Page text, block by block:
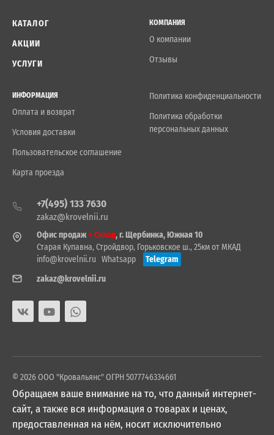
КАТАЛОГ
АКЦИИ
УСЛУГИ
КОМПАНИЯ
О компании
Отзывы
ИНФОРМАЦИЯ
Оплата и возврат
Условия доставки
Пользовательское соглашение
Карта проезда
Политика конфиденциальности
Политика обработки
персональных данных
+7(495) 133 7630
zakaz@krovelnii.ru
Офис продаж+ Склад, г. Щербинка, Южная 10
Старая Купавна, Стройдвор, Горьковское ш., 25км от МКАД
info@krovelnii.ru Whatsapp
Telegram
zakaz@krovelnii.ru
© 2026 ООО "Кровальянс" ОГРН 5077746334661
Обращаем ваше внимание на то, что данный интернет-
сайт, а также вся информация о товарах и ценах,
предоставленная на нём, носит исключительно